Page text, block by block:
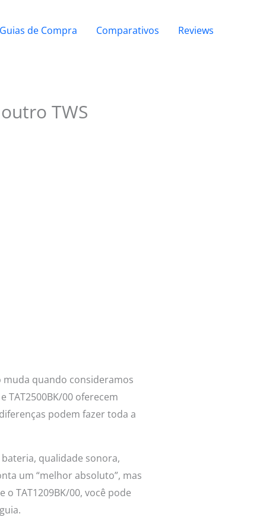
Guias de Compra Comparativos Reviews
TWS
muda quando consideramos
TAT2500BK/00 oferecem
podem fazer toda a
qualidade sonora,
um “melhor absoluto”, mas
TAT1209BK/00, você pode